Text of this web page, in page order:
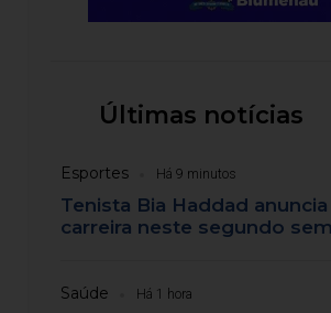
Últimas notícias
Esportes Há 9 minutos
Tenista Bia Haddad
carreira neste segundo
Saúde Há 1 hora